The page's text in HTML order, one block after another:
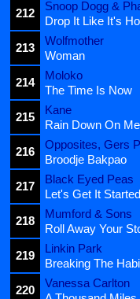
212
Snoop Dogg &
Drop It Like It's
213
Wolfmother
Woman
214
Moloko
The Time Is Now
215
Kane
Rain Down On Me
216
Opposites, Gers
Broodje Bakpao
217
Black Eyed Peas
Let's Get It Started
218
Mumford & Sons
Roll Away Your
219
Linkin Park
Breaking The
220
Vanessa Carlton